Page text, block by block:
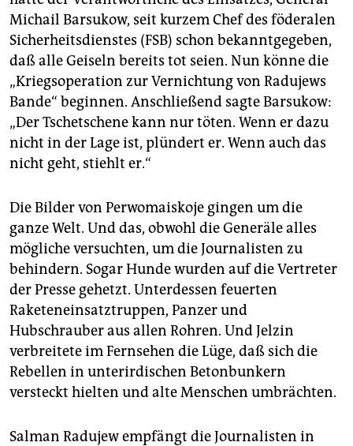
Michail Barsukow, seit kurzem Chef des föderalen
Sicherheitsdienstes (FSB) schon bekanntgegeben,
daß alle Geiseln bereits tot seien. Nun könne die
„Kriegsoperation zur Vernichtung von Radujews
Bande“ beginnen. Anschließend sagte Barsukow:
„Der Tschetschene kann nur töten. Wenn er dazu
nicht in der Lage ist, plündert er. Wenn auch das
nicht geht, stiehlt er.“
Die Bilder von Perwomaiskoje gingen um die
ganze Welt. Und das, obwohl die Generäle alles
mögliche versuchten, um die Journalisten zu
behindern. Sogar Hunde wurden auf die Vertreter
der Presse gehetzt. Unterdessen feuerten
Raketeneinsatztruppen, Panzer und
Hubschrauber aus allen Rohren. Und Jelzin
verbreitete im Fernsehen die Lüge, daß sich die
Rebellen in unterirdischen Betonbunkern
versteckt hielten und alte Menschen umbrächten.
Salman Radujew empfängt die Journalisten in